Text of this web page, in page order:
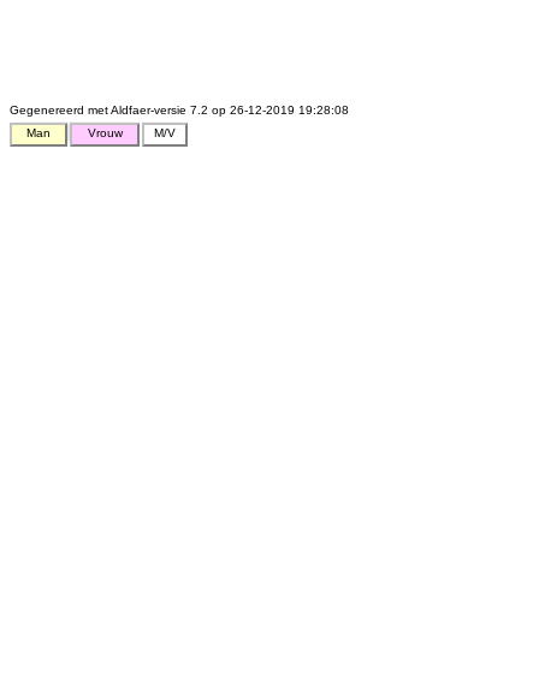
Gegenereerd met Aldfaer-versie 7.2 op 26-12-2019 19:28:08
Man
Vrouw M/V